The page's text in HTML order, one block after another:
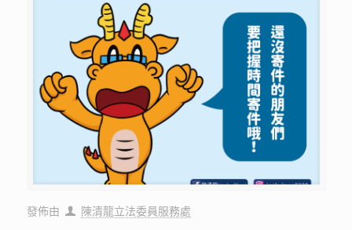
發佈由 陳清龍立法委員服務處